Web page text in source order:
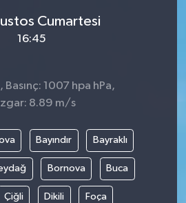
Cumartesi
16:45
Basınç: 1007 hpa hPa,
8.89 m/s
Bayındır Bayraklı
Bornova Buca
Çiğli Dikili Foça